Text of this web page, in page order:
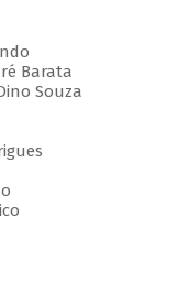
Barata
Souza